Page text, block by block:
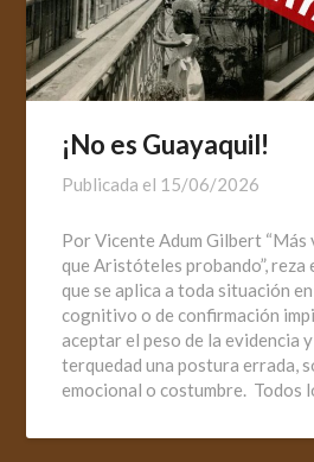
¡No es Guayaquil!
Publicada el 15/06/2026
Por Vicente Adum Gilbert “Más
que Aristóteles probando”,
que se aplica a toda situación
cognitivo o de confirmación
aceptar el peso de la evidencia
terquedad una postura errada,
emocional o costumbre. Todos